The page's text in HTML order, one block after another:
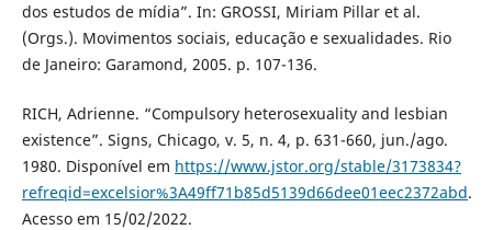
dos estudos de mídia”. In: GROSSI, Miriam Pillar et al.
(Orgs.). Movimentos sociais, educação e sexualidades. Rio
de Janeiro: Garamond, 2005. p. 107-136.
RICH, Adrienne. “Compulsory heterosexuality and lesbian
existence”. Signs, Chicago, v. 5, n. 4, p. 631-660, jun./ago.
1980. Disponível em https://www.jstor.org/stable/3173834?
refreqid=excelsior%3A49ff71b85d5139d66dee01eec2372abd.
Acesso em 15/02/2022.